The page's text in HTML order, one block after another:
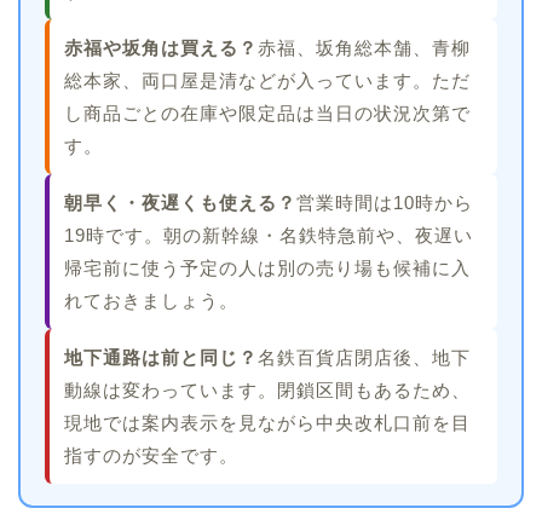
赤福や坂角は買える？ 赤福、坂角総本舗、青柳
総本家、両口屋是清などが入っています。ただ
し商品ごとの在庫や限定品は当日の状況次第で
す。
朝早く・夜遅くも使える？ 営業時間は10時から
19時です。朝の新幹線・名鉄特急前や、夜遅い
帰宅前に使う予定の人は別の売り場も候補に入
れておきましょう。
地下通路は前と同じ？ 名鉄百貨店閉店後、地下
動線は変わっています。閉鎖区間もあるため、
現地では案内表示を見ながら中央改札口前を目
指すのが安全です。